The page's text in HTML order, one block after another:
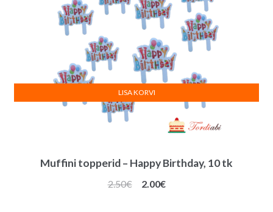
Muffini topperid – Happy Birthday, 10 tk
2.50€
Algne
2.00€Praegune
LISA KORVI